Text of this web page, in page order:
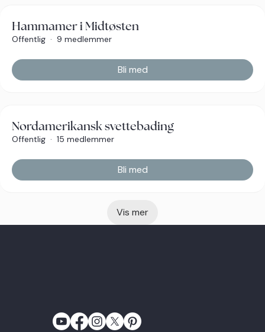
Hammamer i Midtøsten
Offentlig · 9 medlemmer
Bli med
Nordamerikansk svettebading
Offentlig · 15 medlemmer
Bli med
Vis mer